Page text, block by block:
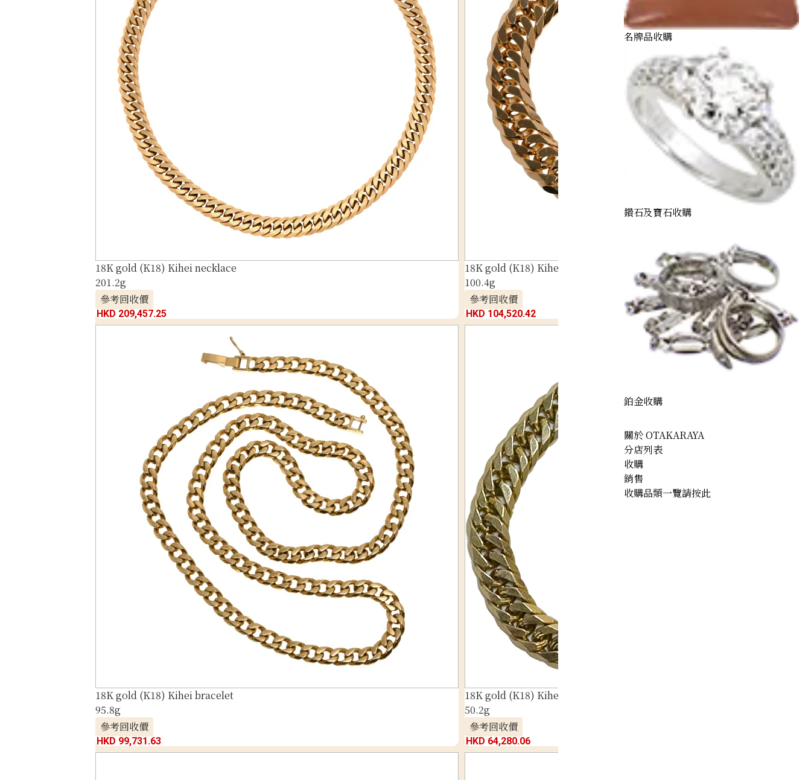
18K gold (K18) Kihei necklace
201.2g
參考回收價
HKD 209,457.25
18K gold (K18) Kihei bracelet
100.4g
參考回收價
HKD 104,520.42
18K gold (K18) Kihei bracelet
95.8g
參考回收價
HKD 99,731.63
18K gold (K18) Kihei bracelet 6 sides double
50.2g
參考回收價
HKD 64,280.06
名牌品收購
鑽石及寶石收購
鉑金收購
關於 OTAKARAYA
分店列表
收購
銷售
收購品類一覽請按此